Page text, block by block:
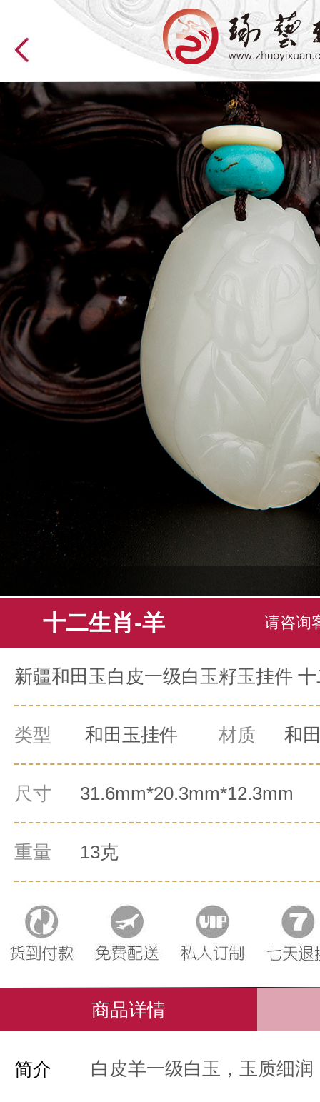
十二生肖-羊 请咨询
新疆和田玉白皮一级白玉籽玉挂件
类型 和田玉挂件 材质 和
尺寸 31.6mm*20.3mm*12.3mm
重量 13克
商品详情
简介 白皮羊一级白玉，玉质细